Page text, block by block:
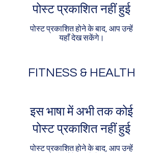
पोस्ट प्रकाशित नहीं हुई
पोस्ट प्रकाशित होने के बाद, आप उन्हें
यहाँ देख सकेंगे।
FITNESS & HEALTH
इस भाषा में अभी तक कोई
पोस्ट प्रकाशित नहीं हुई
पोस्ट प्रकाशित होने के बाद, आप उन्हें